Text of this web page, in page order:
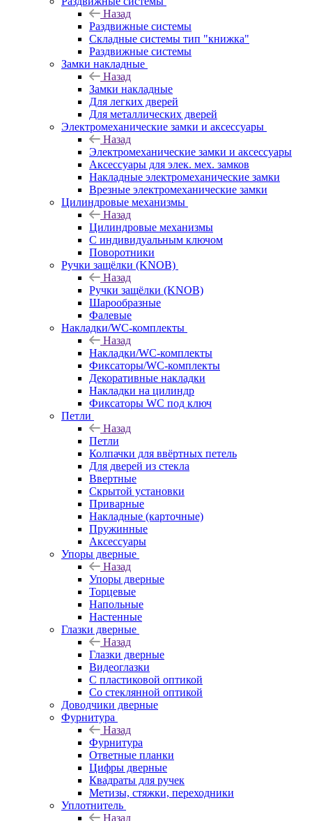
Назад
Раздвижные системы
Складные системы тип "книжка"
Раздвижные системы
Замки накладные
Назад
Замки накладные
Для легких дверей
Для металлических дверей
Электромеханические замки и аксессуары
Назад
Электромеханические замки и аксессуары
Аксессуары для элек. мех. замков
Накладные электромеханические замки
Врезные электромеханические замки
Цилиндровые механизмы
Назад
Цилиндровые механизмы
С индивидуальным ключом
Поворотники
Ручки защёлки (KNOB)
Назад
Ручки защёлки (KNOB)
Шарообразные
Фалевые
Накладки/WC-комплекты
Назад
Накладки/WC-комплекты
Фиксаторы/WC-комплекты
Декоративные накладки
Накладки на цилиндр
Фиксаторы WC под ключ
Петли
Назад
Петли
Колпачки для ввёртных петель
Для дверей из стекла
Ввертные
Скрытой установки
Приварные
Накладные (карточные)
Пружинные
Аксессуары
Упоры дверные
Назад
Упоры дверные
Торцевые
Напольные
Настенные
Глазки дверные
Назад
Глазки дверные
Видеоглазки
С пластиковой оптикой
Со стеклянной оптикой
Доводчики дверные
Фурнитура
Назад
Фурнитура
Ответные планки
Цифры дверные
Квадраты для ручек
Метизы, стяжки, переходники
Уплотнитель
Назад